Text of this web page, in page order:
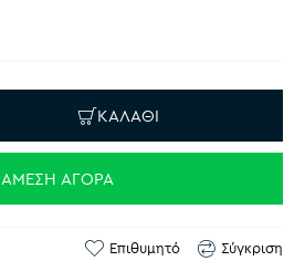
ΚΑΛΆΘΙ
ΆΜΕΣΗ ΑΓΟΡΆ
Επιθυμητό Σύγκριση